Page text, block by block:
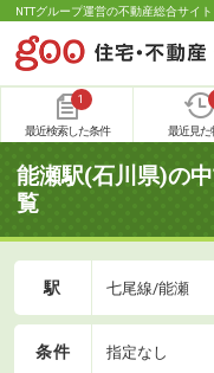
NTTグループ運営の不動産総合サイ
1
最近検索した条件 最近見た
能瀬駅(石川県)の
覧
駅 七尾線/能瀬
条件 指定なし